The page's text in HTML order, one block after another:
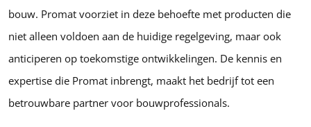
bouw. Promat voorziet in deze behoefte met producten die
niet alleen voldoen aan de huidige regelgeving, maar ook
anticiperen op toekomstige ontwikkelingen. De kennis en
expertise die Promat inbrengt, maakt het bedrijf tot een
betrouwbare partner voor bouwprofessionals.